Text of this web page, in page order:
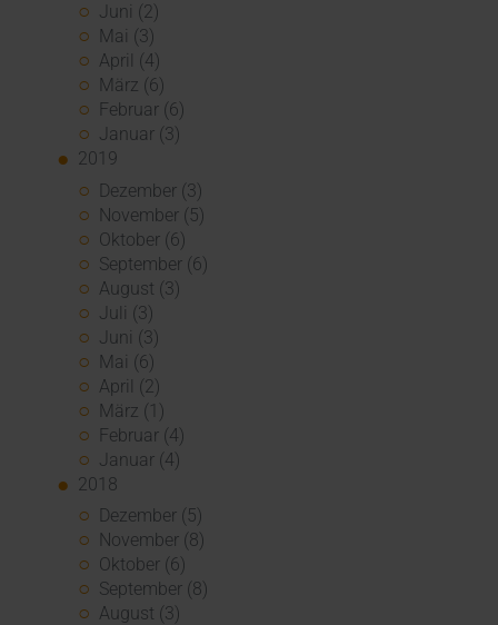
Juni (2)
Mai (3)
April (4)
März (6)
Februar (6)
Januar (3)
2019
Dezember (3)
November (5)
Oktober (6)
September (6)
August (3)
Juli (3)
Juni (3)
Mai (6)
April (2)
März (1)
Februar (4)
Januar (4)
2018
Dezember (5)
November (8)
Oktober (6)
September (8)
August (3)